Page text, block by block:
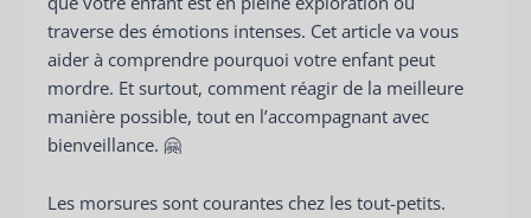
traverse des émotions intenses. Cet article va vous
aider à comprendre pourquoi votre enfant peut
mordre. Et surtout, comment réagir de la meilleure
manière possible, tout en l’accompagnant avec
bienveillance. 🤗
Les morsures sont courantes chez les tout-petits.